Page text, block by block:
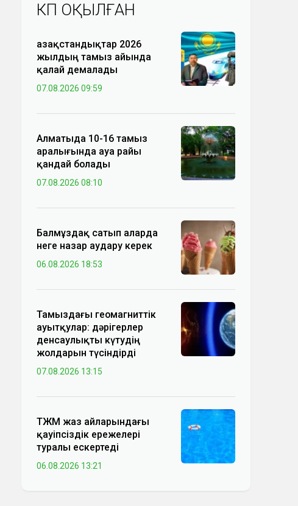
КӨП ОҚЫЛҒАН
Қазақстандықтар 2026
жылдың тамыз айында
қалай демалады
07.08.2026 09:59
Алматыда 10-16 тамыз
аралығында ауа райы
қандай болады
07.08.2026 08:10
Балмұздақ сатып аларда
неге назар аудару керек
06.08.2026 18:53
Тамыздағы геомагниттік
ауытқулар: дәрігерлер
денсаулықты күтудің
жолдарын түсіндірді
07.08.2026 13:15
ТЖМ жаз айларындағы
қауіпсіздік ережелері
туралы ескертеді
06.08.2026 13:21